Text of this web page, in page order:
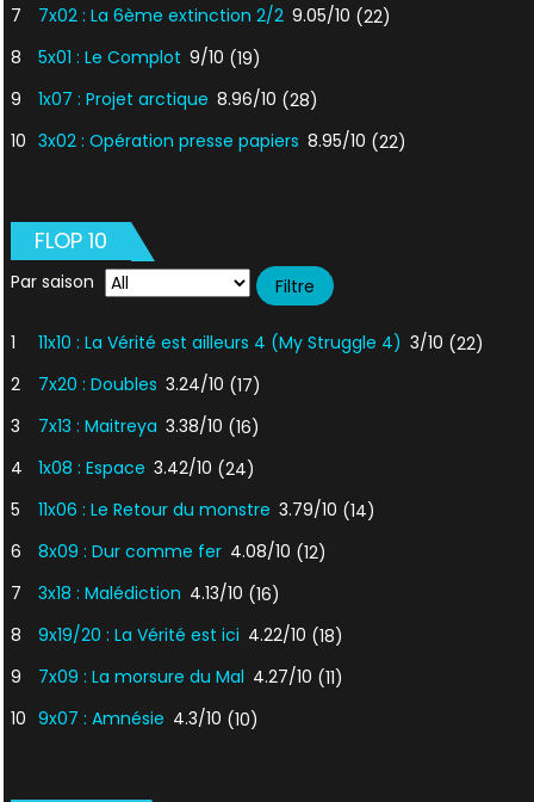
7
7x02 : La 6ème extinction 2/2 9.05/10 (22)
8
5x01 : Le Complot 9/10 (19)
9
1x07 : Projet arctique 8.96/10 (28)
10 3x02 : Opération presse papiers 8.95/10 (22)
FLOP 10
Par saison
1 11x10 : La Vérité est ailleurs 4 (My Struggle 4) 3/10 (22)
2
7x20 : Doubles 3.24/10 (17)
3
7x13 : Maitreya 3.38/10 (16)
4
1x08 : Espace 3.42/10 (24)
5
11x06 : Le Retour du monstre 3.79/10 (14)
6
8x09 : Dur comme fer 4.08/10 (12)
7
3x18 : Malédiction 4.13/10 (16)
8
9x19/20 : La Vérité est ici 4.22/10 (18)
9
7x09 : La morsure du Mal 4.27/10 (11)
10 9x07 : Amnésie 4.3/10 (10)